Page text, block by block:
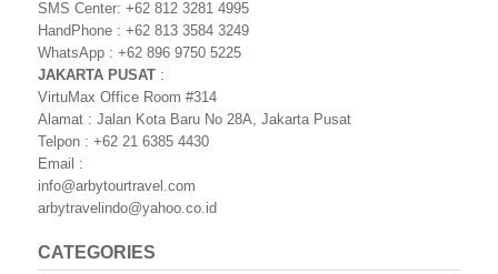
SMS Center: +62 812 3281 4995
HandPhone : +62 813 3584 3249
WhatsApp : +62 896 9750 5225
JAKARTA PUSAT :
VirtuMax Office Room #314
Alamat : Jalan Kota Baru No 28A, Jakarta Pusat
Telpon : +62 21 6385 4430
Email :
info@arbytourtravel.com
arbytravelindo@yahoo.co.id
CATEGORIES